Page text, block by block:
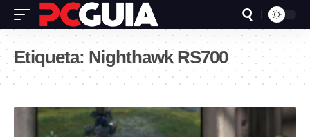
Etiqueta: Nighthawk RS700